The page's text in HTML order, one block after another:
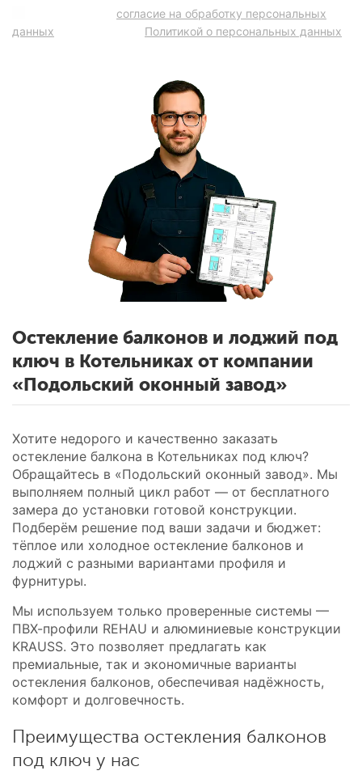
согласие на обработку персональных
данных
Политикой о персональных данных
Остекление балконов и лоджий под
ключ в Котельниках от компании
«Подольский оконный завод»
Хотите недорого и качественно заказать
остекление балкона в Котельниках под ключ?
Обращайтесь в «Подольский оконный завод». Мы
выполняем полный цикл работ — от бесплатного
замера до установки готовой конструкции.
Подберём решение под ваши задачи и бюджет:
тёплое или холодное остекление балконов и
лоджий с разными вариантами профиля и
фурнитуры.
Мы используем только проверенные системы —
ПВХ-профили REHAU и алюминиевые конструкции
KRAUSS. Это позволяет предлагать как
премиальные, так и экономичные варианты
остекления балконов, обеспечивая надёжность,
комфорт и долговечность.
Преимущества остекления балконов
под ключ у нас